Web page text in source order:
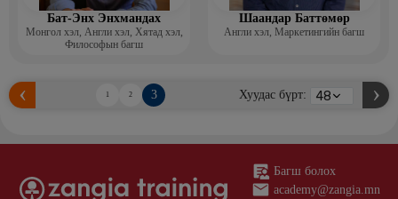
Бат-Энх Энхмандах
Монгол хэл, Англи хэл, Хятад хэл,
Философын багш
Шаандар Баттөмөр
Англи хэл, Маркетингийн багш
1 2 3 Хуудас бүрт:
Багш болох
academy@zangia.mn